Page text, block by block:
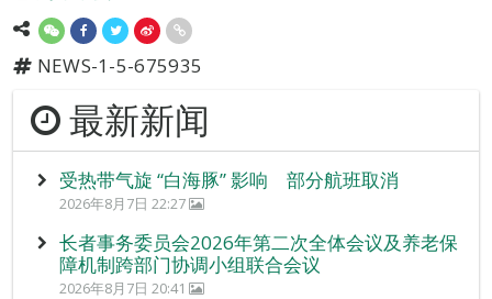
NEWS-1-5-675935
最新新闻
受热带气旋 “白海豚” 影响 部分航班取消
2026年8月7日 22:27
长者事务委员会2026年第二次全体会议及养老保
障机制跨部门协调小组联合会议
2026年8月7日 20:41